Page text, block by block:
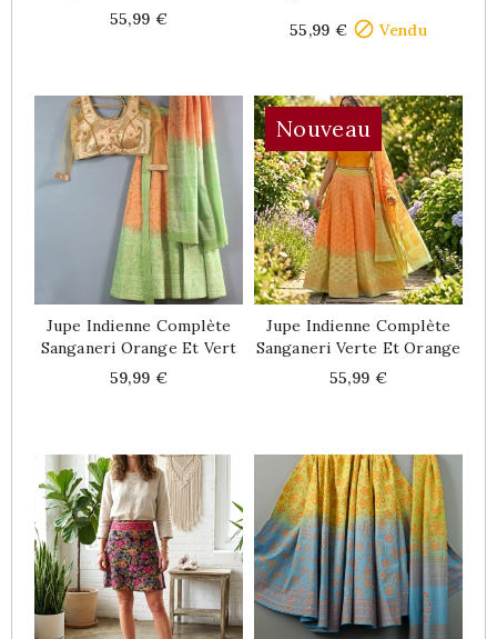
Price
55,99 €
55,99 €  Vendu
Jupe Indienne Complète
Sanganeri Orange Et Vert
Price
59,99 €
Nouveau
Jupe Indienne Complète
Sanganeri Verte Et Orange
Price
55,99 €